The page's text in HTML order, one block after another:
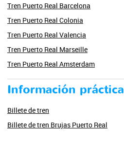
Tren Puerto Real Barcelona
Tren Puerto Real Colonia
Tren Puerto Real Valencia
Tren Puerto Real Marseille
Tren Puerto Real Amsterdam
Información práctica
Billete de tren
Billete de tren Brujas Puerto Real